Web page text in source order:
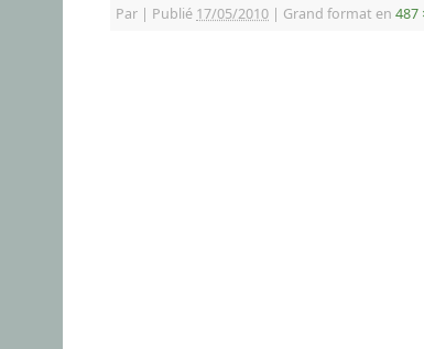
Par | Publié 17/05/2010 | Grand format en 487